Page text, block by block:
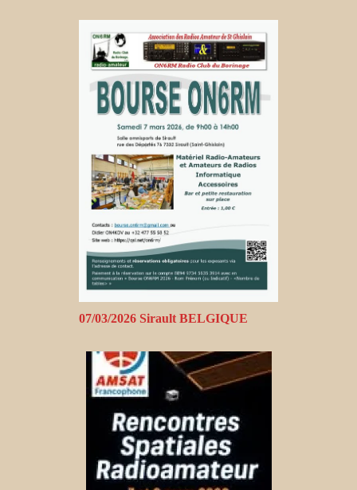
07/03/2026 Sirault BELGIQUE